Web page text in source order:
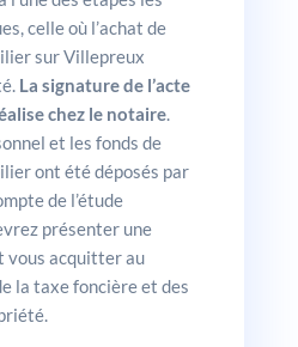
celle où l’achat de
sur Villepreux
La signature de l’acte
chez le notaire.
et les fonds de
ont été déposés par
de l’étude
présenter une
vous acquitter au
la taxe foncière et des